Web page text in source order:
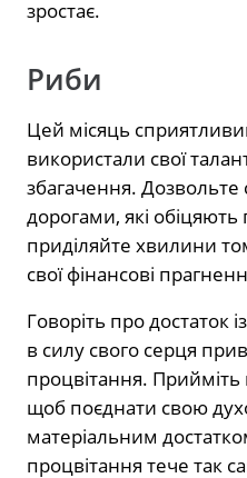
зростає.
Риби
Цей місяць
використали свої
збагачення. Дозвольте
дорогами, які
приділяйте хвилини
свої фінансові
Говоріть про достаток
в силу свого серця
процвітання.
щоб поєднати свою
матеріальним
процвітання тече так